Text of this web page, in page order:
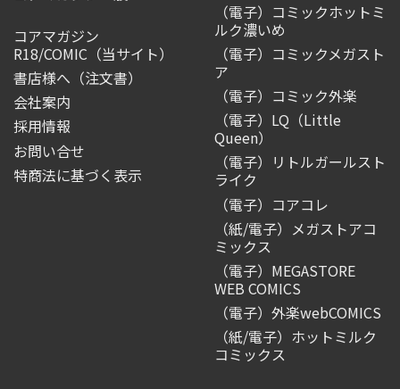
コアマガジン
R18/COMIC （当サイト）
書店様へ（注文書）
会社案内
採用情報
お問い合せ
特商法に基づく表示
（電子）コミックホットミ
ルク濃いめ
（電子）コミックメガスト
ア
（電子）コミック外楽
（電子）LQ（Little
Queen）
（電子）リトルガールスト
ライク
（電子）コアコレ
（紙/電子）メガストアコ
ミックス
（電子）MEGASTORE
WEB COMICS
（電子）外楽webCOMICS
（紙/電子）ホットミルク
コミックス